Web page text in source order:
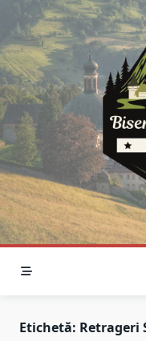
content
Etichetă: Retrageri